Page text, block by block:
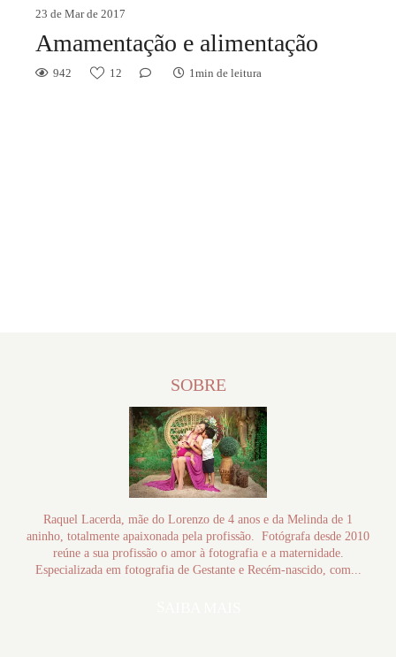
23 de Mar de 2017
Amamentação e alimentação
942 12 1min de leitura
SOBRE
Raquel Lacerda, mãe do Lorenzo de 4 anos e da Melinda de 1
aninho, totalmente apaixonada pela profissão. Fotógrafa desde 2010
reúne a sua profissão o amor à fotografia e a maternidade.
Especializada em fotografia de Gestante e Recém-nascido, com...